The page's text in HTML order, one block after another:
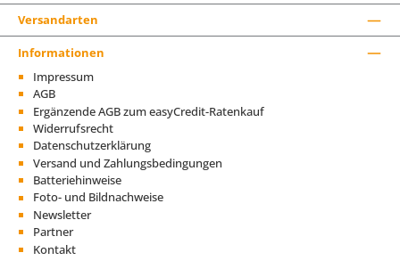
Versandarten
Informationen
Impressum
AGB
Ergänzende AGB zum easyCredit-Ratenkauf
Widerrufsrecht
Datenschutzerklärung
Versand und Zahlungsbedingungen
Batteriehinweise
Foto- und Bildnachweise
Newsletter
Partner
Kontakt